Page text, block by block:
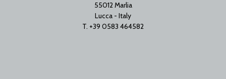
55012 Marlia
Lucca - Italy
T. +39 0583 464582